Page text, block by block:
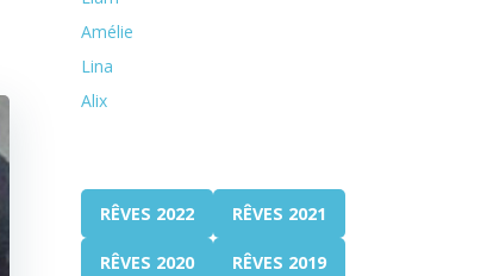
Amélie
Lina
Alix
RÊVES 2022 RÊVES 2021
RÊVES 2020 RÊVES 2019